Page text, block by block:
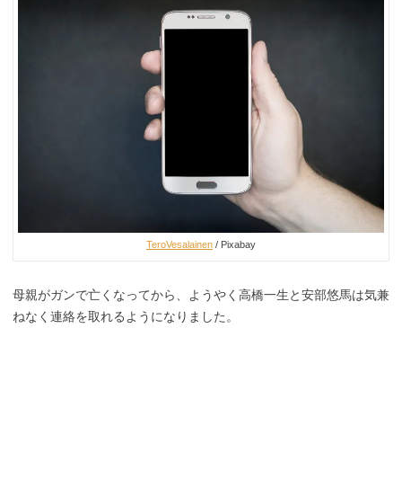
TeroVesalainen / Pixabay
母親がガンで亡くなってから、ようやく高橋一生と安部悠馬は気兼
ねなく連絡を取れるようになりました。